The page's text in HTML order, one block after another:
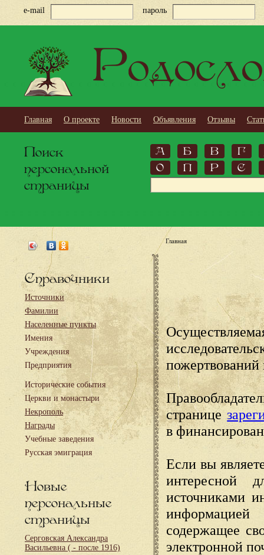
e-mail пароль
Главная О проекте Новости Объявления Отзывы
Поиск
персональной
страницы
А Б В
Г
О
П Р С
Справочники
Источники
Фамилии
Населенные пункты
Имения
Учреждения
Предприятия
Исторические события
Церкви и монастыри
Некрополь
Награды
Учебные заведения
Русская эмиграция
Новые
персональные
страницы
Серговская Александра
Васильевна ( - после 1916)
Главная
пожертвований
странице
в
Если вы
интересной
источниками
содержащее
электронной